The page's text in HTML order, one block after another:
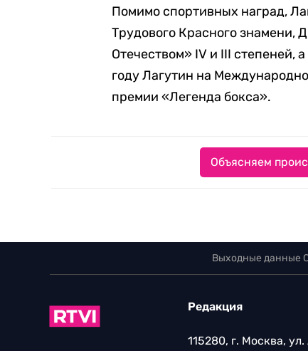
Помимо спортивных наград,
Трудового Красного знамени,
Отечеством» IV и III степеней,
году Лагутин на
премии «Легенда бокса».
Объясняем
Выходные данные
Редакция
115280, г. Москва,